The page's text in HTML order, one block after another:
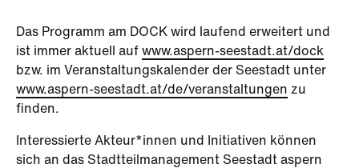
Das Programm am DOCK wird laufend erweitert und
ist immer aktuell auf www.aspern-seestadt.at/dock
bzw. im Veranstaltungskalender der Seestadt unter
www.aspern-seestadt.at/de/veranstaltungen zu
finden.
Interessierte Akteur*innen und Initiativen können
sich an das Stadtteilmanagement Seestadt aspern